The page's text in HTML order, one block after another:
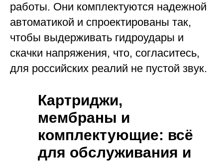
работы. Они комплектуются надежной
автоматикой и спроектированы так,
чтобы выдерживать гидроудары и
скачки напряжения, что, согласитесь,
для российских реалий не пустой звук.
Картриджи,
мембраны и
комплектующие: всё
для обслуживания и